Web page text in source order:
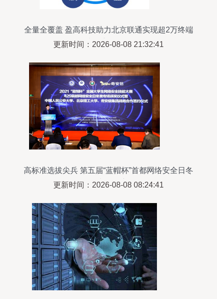
全量全覆盖 盈高科技助力北京联通实现超2万终端
统一安全管理
更新时间：2026-08-08 21:32:41
高标准选拔尖兵 第五届“蓝帽杯”首都网络安全日冬
奥专场开赛
更新时间：2026-08-08 08:24:41